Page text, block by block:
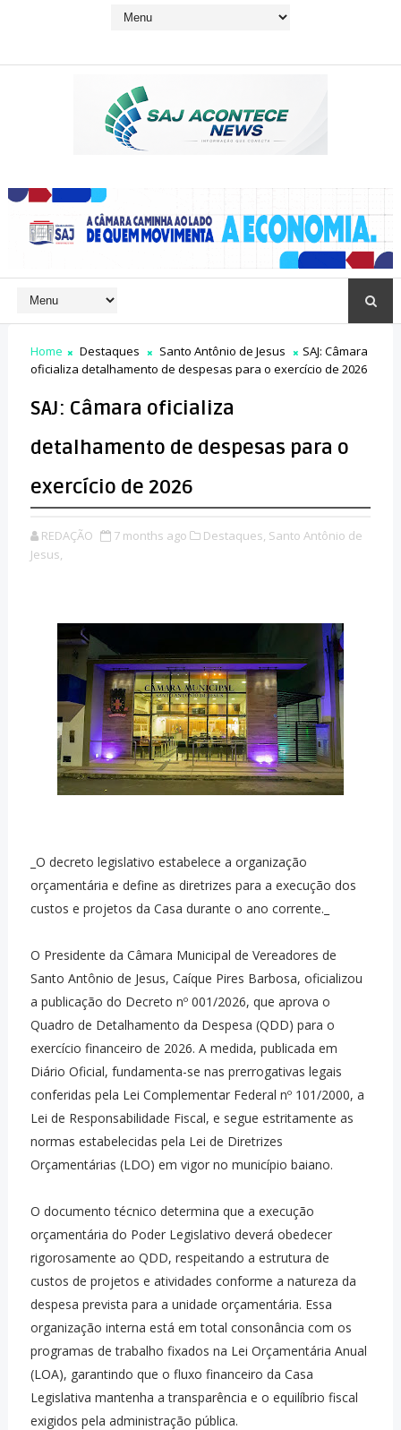
Home Destaques Santo Antônio de Jesus
SAJ: Câmara
oficializa detalhamento de despesas para o exercício de 2026
SAJ: Câmara oficializa
detalhamento de despesas para o
exercício de 2026
REDAÇÃO 7 months ago Destaques, Santo Antônio de
Jesus,
_O decreto legislativo estabelece a organização
orçamentária e define as diretrizes para a execução dos
custos e projetos da Casa durante o ano corrente._
O Presidente da Câmara Municipal de Vereadores de
Santo Antônio de Jesus, Caíque Pires Barbosa, oficializou
a publicação do Decreto nº 001/2026, que aprova o
Quadro de Detalhamento da Despesa (QDD) para o
exercício financeiro de 2026. A medida, publicada em
Diário Oficial, fundamenta-se nas prerrogativas legais
conferidas pela Lei Complementar Federal nº 101/2000, a
Lei de Responsabilidade Fiscal, e segue estritamente as
normas estabelecidas pela Lei de Diretrizes
Orçamentárias (LDO) em vigor no município baiano.
O documento técnico determina que a execução
orçamentária do Poder Legislativo deverá obedecer
rigorosamente ao QDD, respeitando a estrutura de
custos de projetos e atividades conforme a natureza da
despesa prevista para a unidade orçamentária. Essa
organização interna está em total consonância com os
programas de trabalho fixados na Lei Orçamentária Anual
(LOA), garantindo que o fluxo financeiro da Casa
Legislativa mantenha a transparência e o equilíbrio fiscal
exigidos pela administração pública.